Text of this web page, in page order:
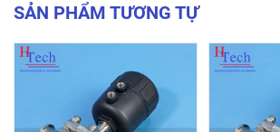
SẢN PHẨM TƯƠNG TỰ